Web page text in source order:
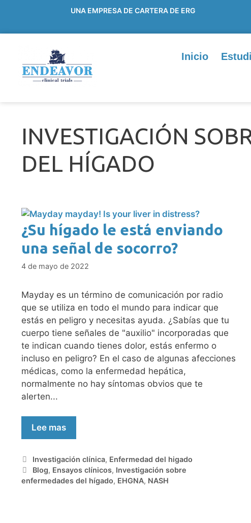
UNA EMPRESA DE CARTERA DE ERG
Inicio
INVESTIGACIÓN
DEL HÍGADO
¿Su hígado le está enviando
una señal de socorro?
4 de mayo de 2022
Mayday es un término de comunicación por radio
que se utiliza en todo el mundo para indicar que
estás en peligro y necesitas ayuda. ¿Sabías que tu
cuerpo tiene señales de "auxilio" incorporadas que
te indican cuando tienes dolor, estás enfermo o
incluso en peligro? En el caso de algunas afecciones
médicas, como la enfermedad hepática,
normalmente no hay síntomas obvios que te
alerten...
Lee mas
Investigación clínica, Enfermedad del higado
Blog, Ensayos clínicos, Investigación sobre
enfermedades del hígado, EHGNA, NASH